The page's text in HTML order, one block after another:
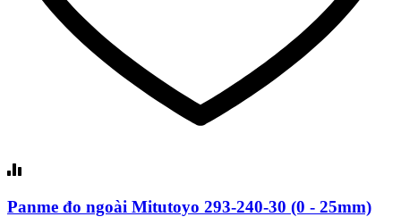
Panme đo ngoài Mitutoyo 293-240-30 (0 - 25mm)